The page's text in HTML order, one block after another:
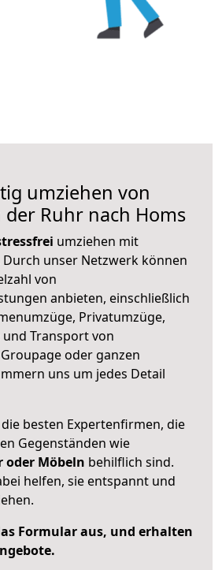
umziehen von
Ruhr nach Homs
umziehen mit
Durch unser Netzwerk können
von
anbieten, einschließlich
Privatumzüge,
Transport von
oder ganzen
uns um jedes Detail
besten Expertenfirmen, die
Gegenständen wie
oder Möbeln behilflich sind.
helfen, sie entspannt und
Formular aus, und erhalten